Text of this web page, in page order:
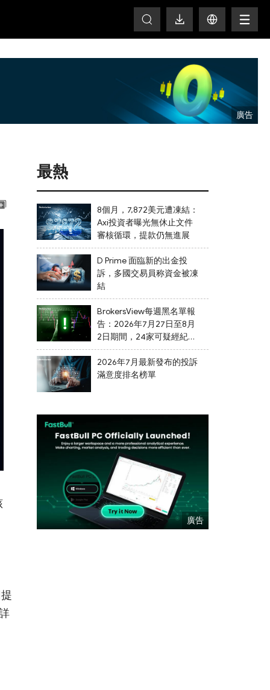
最熱
8個月，7,872美元遭凍結：
Axi投資者曝光無休止文件
審核循環，提款仍無進展
D Prime 面臨新的出金投
訴，多國交易員称資金被凍
結
BrokersView每週黑名單報
告：2026年7月27日至8月
2日期間，24家可疑經紀商
被列入黑名單
2026年7月最新發布的投訴
滿意度排名榜單